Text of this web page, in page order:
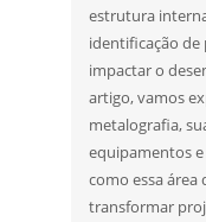
estrutura
identificação de
impactar o
artigo, vamos
metalografia,
equipamentos
como essa
transformar